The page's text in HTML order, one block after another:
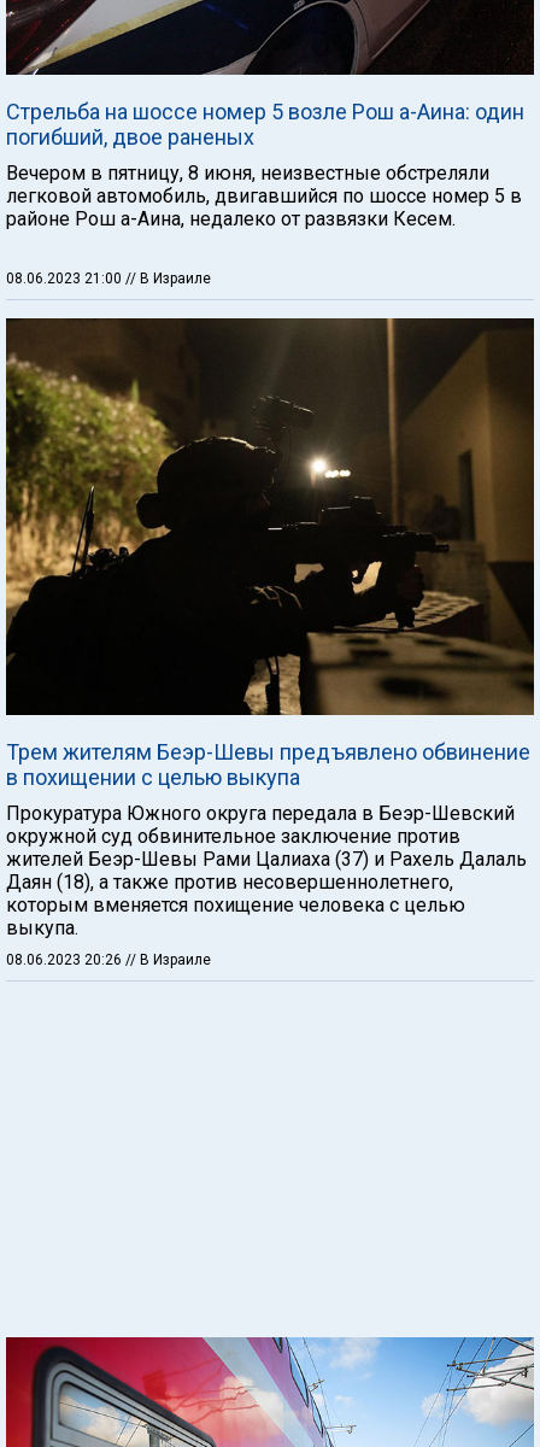
Стрельба на шоссе номер 5 возле Рош а-Аина: один
погибший, двое раненых
Вечером в пятницу, 8 июня, неизвестные обстреляли
легковой автомобиль, двигавшийся по шоссе номер 5 в
районе Рош а-Аина, недалеко от развязки Кесем.
08.06.2023 21:00 // В Израиле
Трем жителям Беэр-Шевы предъявлено обвинение
в похищении с целью выкупа
Прокуратура Южного округа передала в Беэр-Шевский
окружной суд обвинительное заключение против
жителей Беэр-Шевы Рами Цалиаха (37) и Рахель Далаль
Даян (18), а также против несовершеннолетнего,
которым вменяется похищение человека с целью
выкупа.
08.06.2023 20:26 // В Израиле